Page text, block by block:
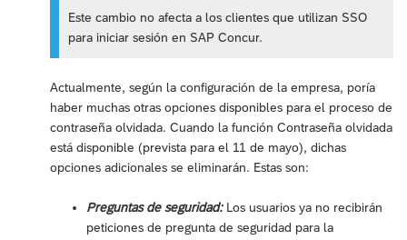
Este cambio no afecta a los clientes que utilizan SSO
para iniciar sesión en SAP Concur.
Actualmente, según la configuración de la empresa, poría
haber muchas otras opciones disponibles para el proceso de
contraseña olvidada. Cuando la función Contraseña olvidada
está disponible (prevista para el 11 de mayo), dichas
opciones adicionales se eliminarán. Estas son:
Preguntas de seguridad:Los usuarios ya no recibirán
peticiones de pregunta de seguridad para la